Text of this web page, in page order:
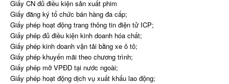
Giấy CN đủ điều kiện sản xuất phim
Giấy đăng ký tổ chức bán hàng đa cấp;
Giấy phép hoạt động trang thông tin điện tử ICP;
Giấy phép đủ điều kiện kinh doanh hóa chất;
Giấy phép kinh doanh vận tải bằng xe ô tô;
Giấy phép khuyến mãi theo chương trình;
Giấy phép mở VPĐD tại nước ngoài;
Giấy phép hoạt động dịch vụ xuất khẩu lao động;